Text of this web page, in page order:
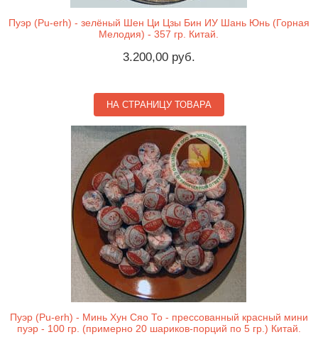
Пуэр (Pu-erh) - зелёный Шен Ци Цзы Бин ИУ Шань Юнь (Горная
Мелодия) - 357 гр. Китай.
3.200,00 руб.
НА СТРАНИЦУ ТОВАРА
Пуэр (Pu-erh) - Минь Хун Сяо То - прессованный красный мини
пуэр - 100 гр. (примерно 20 шариков-порций по 5 гр.) Китай.